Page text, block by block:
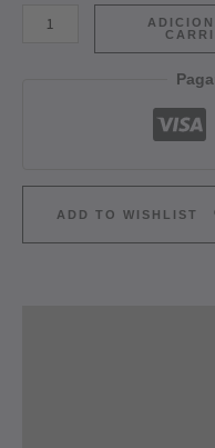
ADD TO WISHLIST